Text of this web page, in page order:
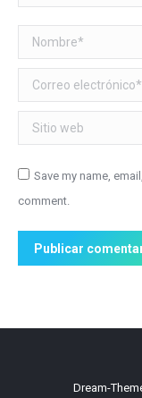
Nombre *
Correo electrónico *
Sitio web
Save my name,
comment.
Publicar
Dream-